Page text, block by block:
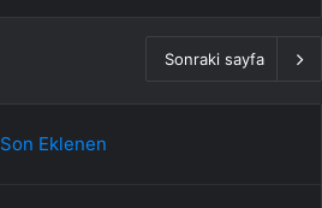
Sonraki sayfa
Son Eklenen